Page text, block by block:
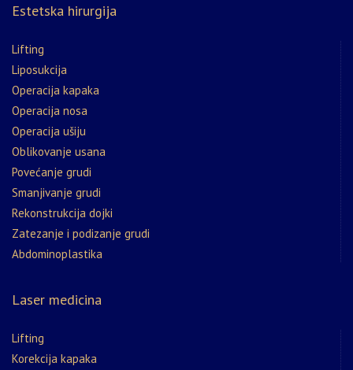
Estetska hirurgija
Lifting
Liposukcija
Operacija kapaka
Operacija nosa
Operacija ušiju
Oblikovanje usana
Povećanje grudi
Smanjivanje grudi
Rekonstrukcija dojki
Zatezanje i podizanje grudi
Abdominoplastika
Laser medicina
Lifting
Korekcija kapaka